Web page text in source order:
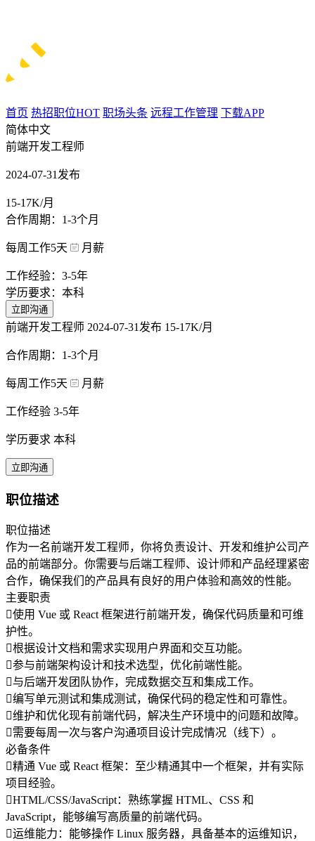
首页 热招职位HOT 职场头条 远程工作管理 下载APP
简体中文
前端开发工程师
2024-07-31发布
15-17K/月
合作周期：1-3个月
每周工作5天 月薪
工作经验：3-5年
学历要求：本科
立即沟通
前端开发工程师 2024-07-31发布 15-17K/月
合作周期：1-3个月
每周工作5天 月薪
工作经验 3-5年
学历要求 本科
立即沟通
职位描述
职位描述
作为一名前端开发工程师，你将负责设计、开发和维护公司产
品的前端部分。你需要与后端工程师、设计师和产品经理紧密
合作，确保我们的产品具有良好的用户体验和高效的性能。
主要职责
使用 Vue 或 React 框架进行前端开发，确保代码质量和可维
护性。
根据设计文档和需求实现用户界面和交互功能。
参与前端架构设计和技术选型，优化前端性能。
与后端开发团队协作，完成数据交互和集成工作。
编写单元测试和集成测试，确保代码的稳定性和可靠性。
维护和优化现有前端代码，解决生产环境中的问题和故障。
需要每周一次与客户沟通项目设计完成情况（线下）。
必备条件
精通 Vue 或 React 框架：至少精通其中一个框架，并有实际
项目经验。
HTML/CSS/JavaScript：熟练掌握 HTML、CSS 和
JavaScript，能够编写高质量的前端代码。
运维能力：能够操作 Linux 服务器，具备基本的运维知识，